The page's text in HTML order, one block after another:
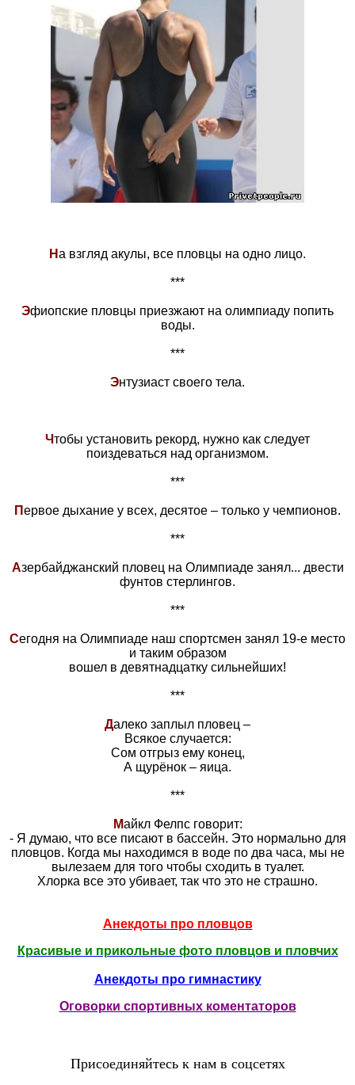
На взгляд акулы, все пловцы на одно лицо.
***
Эфиопские пловцы приезжают на олимпиаду попить
воды.
***
Энтузиаст своего тела.
Чтобы установить рекорд, нужно как следует
поиздеваться над организмом.
***
Первое дыхание у всех, десятое – только у чемпионов.
***
Азербайджанский пловец на Олимпиаде занял... двести
фунтов стерлингов.
***
Сегодня на Олимпиаде наш спортсмен занял 19-е место
и таким образом
вошел в девятнадцатку сильнейших!
***
Далеко заплыл пловец –
Всякое случается:
Сом отгрыз ему конец,
А щурёнок – яица.
***
Майкл Фелпс говорит:
- Я думаю, что все писают в бассейн. Это нормально для
пловцов. Когда мы находимся в воде по два часа, мы не
вылезаем для того чтобы сходить в туалет.
Хлорка все это убивает, так что это не страшно.
Анекдоты про пловцов
Красивые и прикольные фото пловцов и пловчих
Анекдоты про гимнастику
Оговорки спортивных коментаторов
Присоединяйтесь к нам в соцсетях